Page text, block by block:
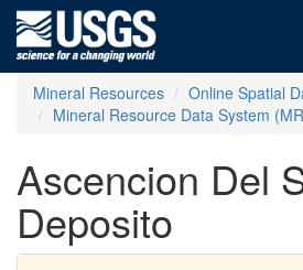
Mineral Resources
Online Spatial
Mineral Resource Data System
Ascencion Del
Deposito